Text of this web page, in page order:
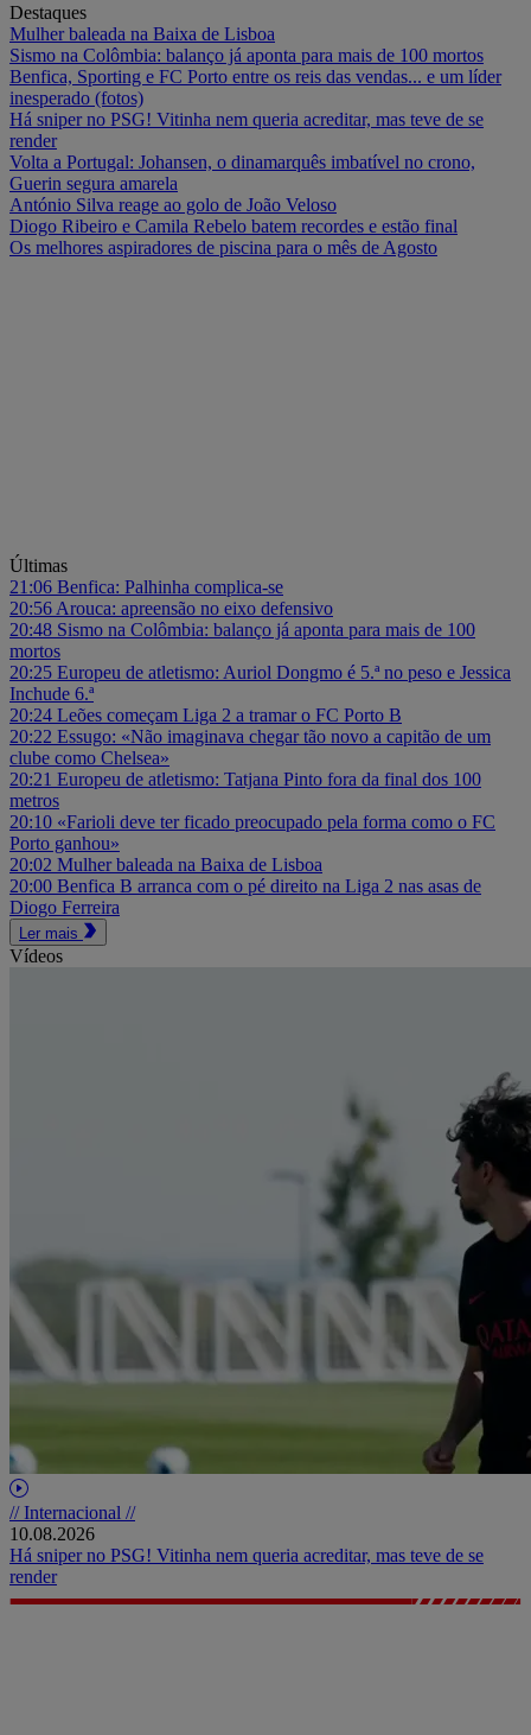
Destaques
Mulher baleada na Baixa de Lisboa
Sismo na Colômbia: balanço já aponta para mais de 100 mortos
Benfica, Sporting e FC Porto entre os reis das vendas... e um líder
inesperado (fotos)
Há sniper no PSG! Vitinha nem queria acreditar, mas teve de se
render
Volta a Portugal: Johansen, o dinamarquês imbatível no crono,
Guerin segura amarela
António Silva reage ao golo de João Veloso
Diogo Ribeiro e Camila Rebelo batem recordes e estão final
Os melhores aspiradores de piscina para o mês de Agosto
Últimas
21:06 Benfica: Palhinha complica-se
20:56 Arouca: apreensão no eixo defensivo
20:48 Sismo na Colômbia: balanço já aponta para mais de 100
mortos
20:25 Europeu de atletismo: Auriol Dongmo é 5.ª no peso e Jessica
Inchude 6.ª
20:24 Leões começam Liga 2 a tramar o FC Porto B
20:22 Essugo: «Não imaginava chegar tão novo a capitão de um
clube como Chelsea»
20:21 Europeu de atletismo: Tatjana Pinto fora da final dos 100
metros
20:10 «Farioli deve ter ficado preocupado pela forma como o FC
Porto ganhou»
20:02 Mulher baleada na Baixa de Lisboa
20:00 Benfica B arranca com o pé direito na Liga 2 nas asas de
Diogo Ferreira
Ler mais
Vídeos
// Internacional //
10.08.2026
Há sniper no PSG! Vitinha nem queria acreditar, mas teve de se
render